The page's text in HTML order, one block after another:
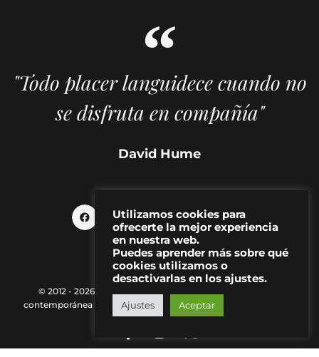
"Todo placer languidece cuando no
se disfruta en compañía"
David Hume
© 2012 - 2026 MAKMA | Revista de artes visuales y cultura
contemporánea |
Política de Privacidad|Aviso Legal
Utilizamos cookies para
ofrecerte la mejor experiencia
en nuestra web.
Puedes aprender más sobre qué
cookies utilizamos o
desactivarlas en los ajustes.
Ajustes Aceptar